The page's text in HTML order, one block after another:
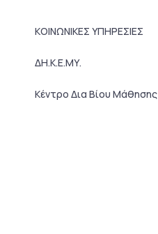
ΚΟΙΝΩΝΙΚΕΣ ΥΠΗΡΕΣΙΕΣ
ΔΗ.Κ.Ε.ΜΥ.
Κέντρο Δια Βίου Μάθησης